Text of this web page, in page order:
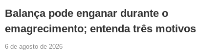
Balança pode enganar durante o
emagrecimento; entenda três motivos
6 de agosto de 2026